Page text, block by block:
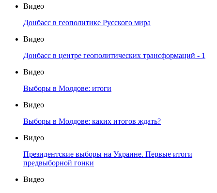
Видео
Донбасс в геополитике Русского мира
Видео
Донбасс в центре геополитических трансформаций - 1
Видео
Выборы в Молдове: итоги
Видео
Выборы в Молдове: каких итогов ждать?
Видео
Президентские выборы на Украине. Первые итоги
предвыборной гонки
Видео